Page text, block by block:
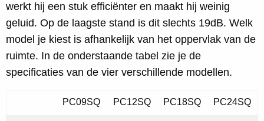
werkt hij een stuk efficiënter en maakt hij weinig
geluid. Op de laagste stand is dit slechts 19dB. Welk
model je kiest is afhankelijk van het oppervlak van de
ruimte. In de onderstaande tabel zie je de
specificaties van de vier verschillende modellen.
PC09SQ PC12SQ PC18SQ PC24SQ